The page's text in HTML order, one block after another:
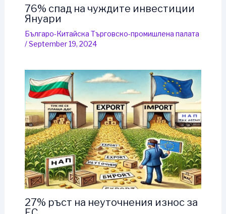
76% спад на чуждите инвестиции
Януари
Българо-Китайска Търговско-промишлена палaта
/September 19, 2024
27% ръст на неуточнения износ за